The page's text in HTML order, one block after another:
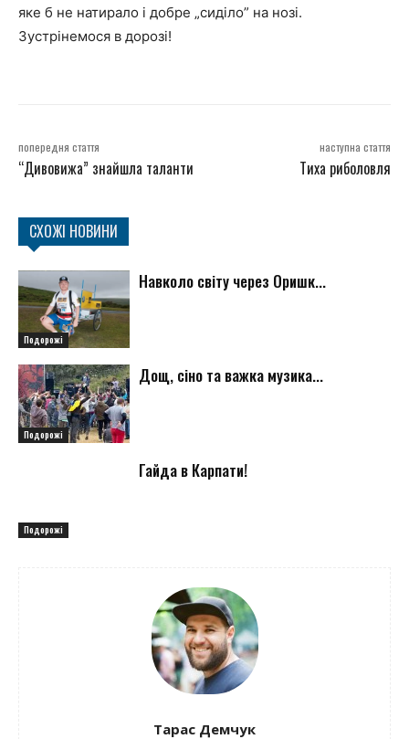
яке б не натирало і добре „сиділо” на нозі.
Зустрінемося в дорозі!
попередня стаття
“Дивовижа” знайшла таланти
наступна стаття
Тиха риболовля
СХОЖІ НОВИНИ
Подорожі
Навколо світу через Оришк...
Подорожі
Дощ, сіно та важка музика...
Подорожі
Гайда в Карпати!
Тарас Демчук